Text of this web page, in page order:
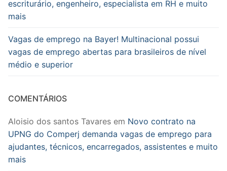
escriturário, engenheiro, especialista em RH e muito
mais
Vagas de emprego na Bayer! Multinacional possui
vagas de emprego abertas para brasileiros de nível
médio e superior
COMENTÁRIOS
Aloisio dos santos Tavares em Novo contrato na
UPNG do Comperj demanda vagas de emprego para
ajudantes, técnicos, encarregados, assistentes e muito
mais